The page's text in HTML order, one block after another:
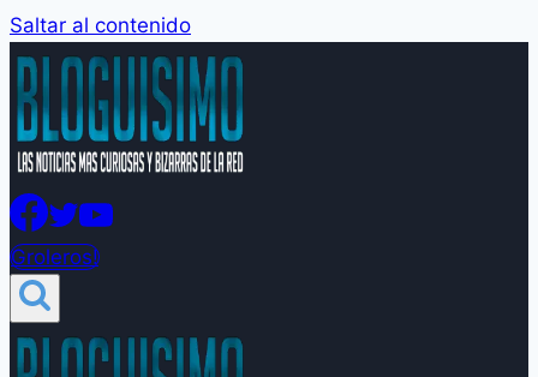
Saltar al contenido
Groleros!